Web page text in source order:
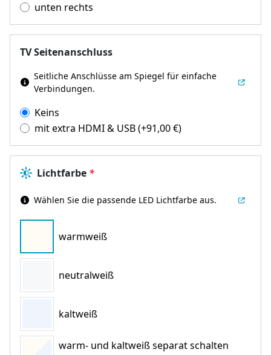
unten rechts
TV Seitenanschluss
Seitliche Anschlüsse am Spiegel für einfache
Verbindungen.
Keins
mit extra HDMI & USB(+91,00€)
Lichtfarbe *
Wählen Sie die passende LED Lichtfarbe aus.
warmweiß
neutralweiß
kaltweiß
warm- und kaltweiß separat schalten